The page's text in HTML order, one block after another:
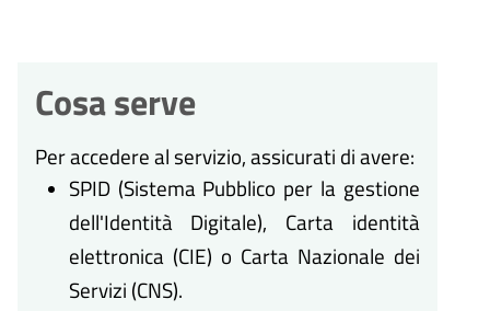
Cosa serve
Per accedere al servizio, assicurati di avere:
SPID (Sistema Pubblico per la gestione
dell'Identità Digitale), Carta identità
elettronica (CIE) o Carta Nazionale dei
Servizi (CNS).